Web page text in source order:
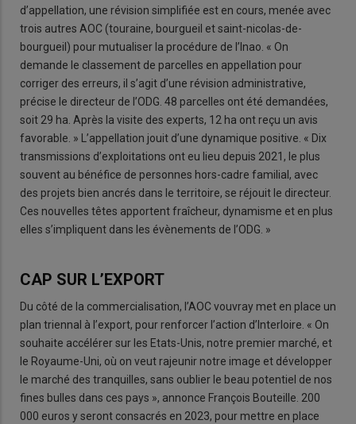
d’appellation, une révision simplifiée est en cours, menée avec
trois autres AOC (touraine, bourgueil et saint-nicolas-de-
bourgueil) pour mutualiser la procédure de l’Inao. « On
demande le classement de parcelles en appellation pour
corriger des erreurs, il s’agit d’une révision administrative,
précise le directeur de l’ODG. 48 parcelles ont été demandées,
soit 29 ha. Après la visite des experts, 12 ha ont reçu un avis
favorable. » L’appellation jouit d’une dynamique positive. « Dix
transmissions d’exploitations ont eu lieu depuis 2021, le plus
souvent au bénéfice de personnes hors-cadre familial, avec
des projets bien ancrés dans le territoire, se réjouit le directeur.
Ces nouvelles têtes apportent fraîcheur, dynamisme et en plus
elles s’impliquent dans les évènements de l’ODG. »
CAP SUR L’EXPORT
Du côté de la commercialisation, l’AOC vouvray met en place un
plan triennal à l’export, pour renforcer l’action d’Interloire. « On
souhaite accélérer sur les Etats-Unis, notre premier marché, et
le Royaume-Uni, où on veut rajeunir notre image et développer
le marché des tranquilles, sans oublier le beau potentiel de nos
fines bulles dans ces pays », annonce François Bouteille. 200
000 euros y seront consacrés en 2023, pour mettre en place